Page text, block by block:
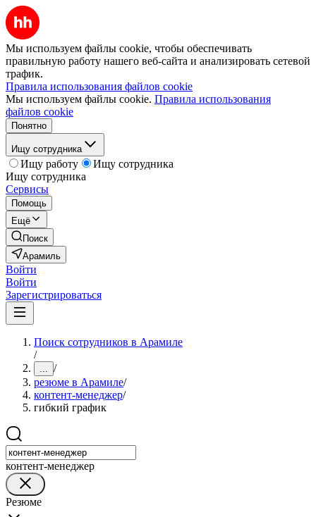
Мы используем файлы cookie, чтобы обеспечивать
правильную работу нашего веб-сайта и анализировать сетевой
трафик.
Правила использования файлов cookie
Мы используем файлы cookie. Правила использования
файлов cookie
Понятно
Ищу сотрудника
Ищу работу
Ищу сотрудника
Ищу сотрудника
Сервисы
Помощь
Ещё
Поиск
Арамиль
Войти
Войти
Зарегистрироваться
Поиск сотрудников в Арамиле
/
... /
резюме в Арамиле/
контент-менеджер/
гибкий график
контент-менеджер
Резюме